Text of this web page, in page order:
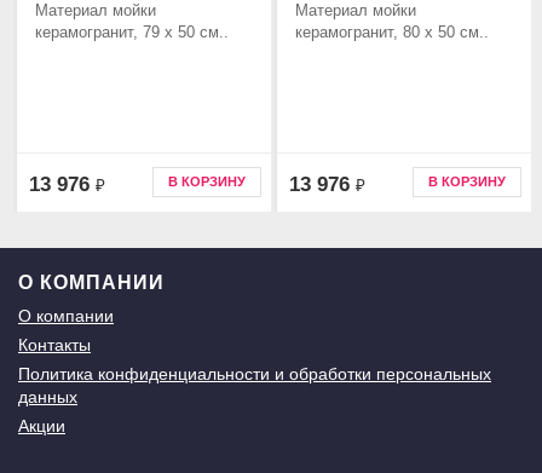
Материал мойки
керамогранит, 79 x 50 см..
13 976 ₽ В КОРЗИНУ
Материал мойки
керамогранит, 80 x 50 см..
13 976 ₽ В КОРЗИНУ
О КОМПАНИИ
О компании
Контакты
Политика конфиденциальности и обработки персональных
данных
Акции